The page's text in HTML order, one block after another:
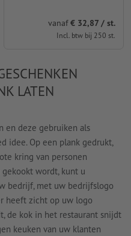
vanaf€ 32,87 / st.
Incl. btw bij 250 st.
LATEN
en deze gebruiken als
idee. Op een plank gedrukt,
kring van personen
wordt, kunt u
bedrijf, met uw bedrijfslogo
heeft zicht op uw logo
de kok in het restaurant snijdt
keuken van uw klanten